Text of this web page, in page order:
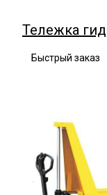
Тележка
Быстрый заказ